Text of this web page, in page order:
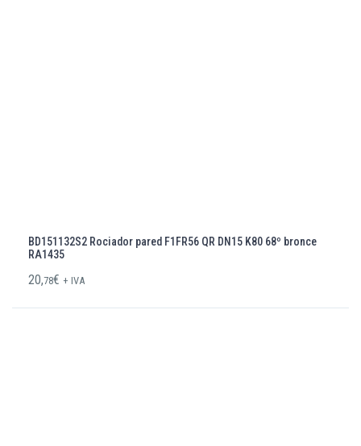
BD151132S2 Rociador pared F1FR56 QR DN15 K80 68º bronce
RA1435
20,78€ + IVA